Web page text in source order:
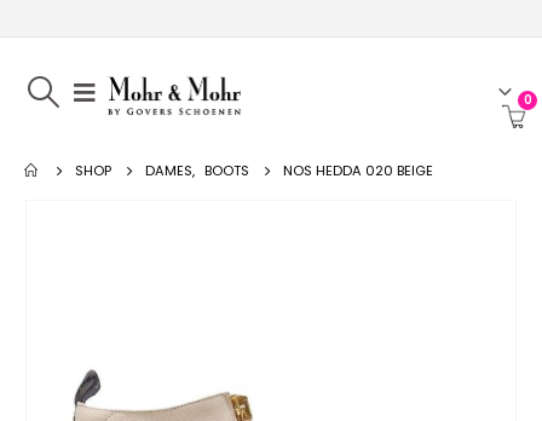
0
SHOP DAMES, BOOTS NOS HEDDA 020 BEIGE